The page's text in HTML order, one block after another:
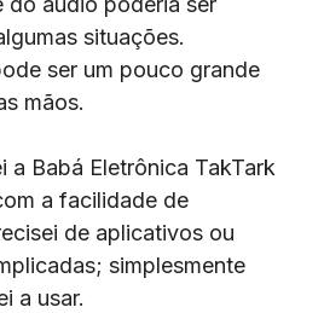
situações.
ser um pouco grande
mãos.
a Babá Eletrônica TakTark
a facilidade de
de aplicativos ou
simplesmente
a usar.